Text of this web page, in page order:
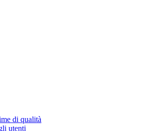
di qualità
utenti